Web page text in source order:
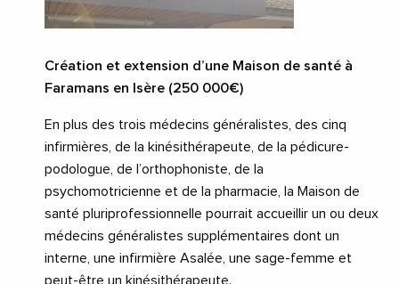
Création et extension d’une Maison de santé à
Faramans en Isère (250 000€)
En plus des trois médecins généralistes, des cinq
infirmières, de la kinésithérapeute, de la pédicure-
podologue, de l’orthophoniste, de la
psychomotricienne et de la pharmacie, la Maison de
santé pluriprofessionnelle pourrait accueillir un ou deux
médecins généralistes supplémentaires dont un
interne, une infirmière Asalée, une sage-femme et
peut-être un kinésithérapeute.